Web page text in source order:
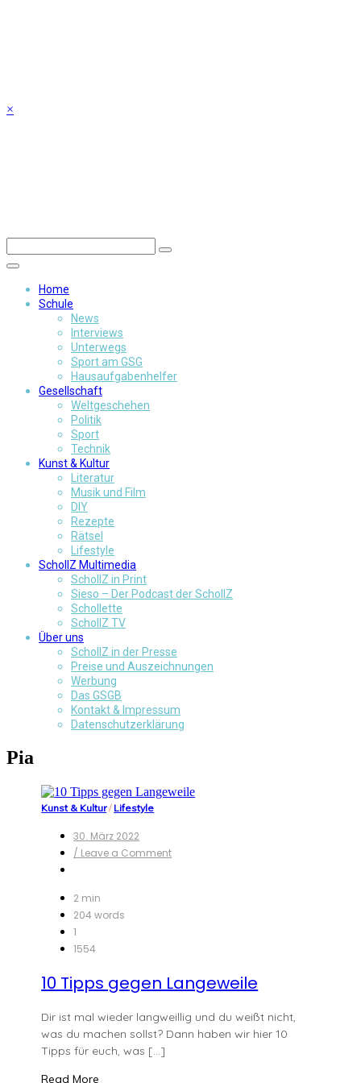
×
Home
Schule
News
Interviews
Unterwegs
Sport am GSG
Hausaufgabenhelfer
Gesellschaft
Weltgeschehen
Politik
Sport
Technik
Kunst & Kultur
Literatur
Musik und Film
DIY
Rezepte
Rätsel
Lifestyle
SchollZ Multimedia
SchollZ in Print
Sieso – Der Podcast der SchollZ
Schollette
SchollZ TV
Über uns
SchollZ in der Presse
Preise und Auszeichnungen
Werbung
Das GSGB
Kontakt & Impressum
Datenschutzerklärung
Pia
Kunst & Kultur/ Lifestyle
30. März 2022
/ Leave a Commenton
2 min
204 words
1
1554
10 Tipps gegen Langeweile
Dir ist mal wieder langweillig und du weißt nicht,
was du machen sollst? Dann haben wir hier 10
Tipps für euch, was […]
Read More